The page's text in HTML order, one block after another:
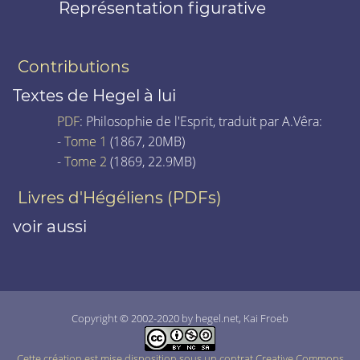
Représentation figurative
Contributions
Textes de Hegel à lui
PDF: Philosophie de l'Esprit, traduit par A.Vêra:
-Tome 1 (1867, 20MB)
-Tome 2 (1869, 22.9MB)
Livres d'Hégéliens (PDFs)
voir aussi
Copyright © 2002-2020 by hegel.net, Kai Froeb